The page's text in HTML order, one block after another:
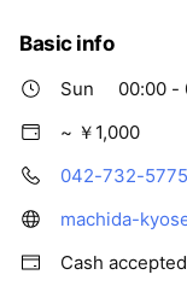
Basic info
Sun
00:00 -
~ ￥1,000
042-732-5775
machida-
Cash accepted